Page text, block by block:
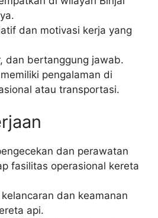
dan motivasi kerja yang
dan bertanggung jawab.
pengalaman di
atau transportasi.
dan perawatan
fasilitas operasional kereta
dan keamanan
api.